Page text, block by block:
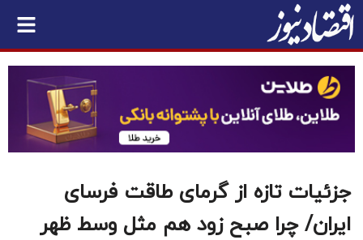
جزئیات تازه از گرمای طاقت فرسای
ایران/ چرا صبح زود هم مثل وسط ظهر